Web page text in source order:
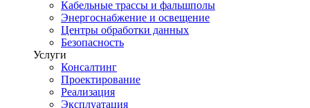
Кабельные трассы и фальшполы
Энергоснабжение и освещение
Центры обработки данных
Безопасность
Услуги
Консалтинг
Проектирование
Реализация
Эксплуатация